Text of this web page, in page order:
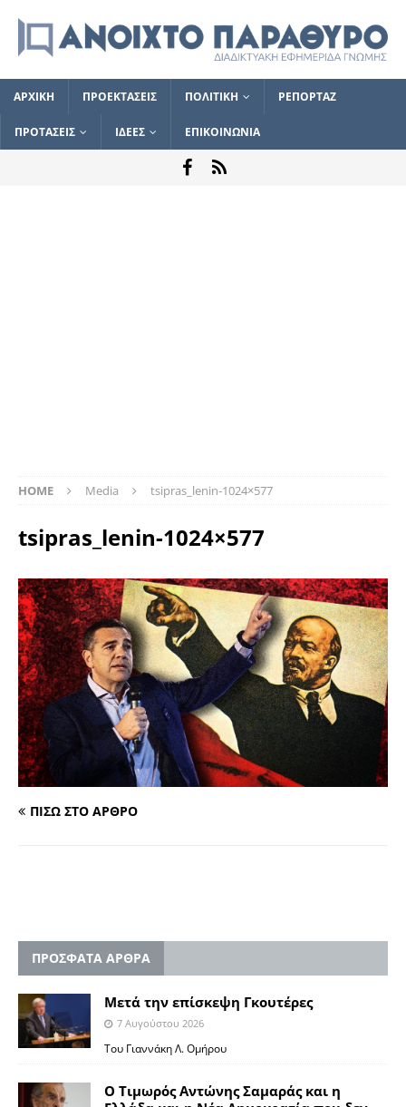
ΑΡΧΙΚΗ ΠΡΟΕΚΤΑΣΕΙΣ ΠΟΛΙΤΙΚΗ ΡΕΠΟΡΤΑΖ
ΠΡΟΤΑΣΕΙΣ ΙΔΕΕΣ ΕΠΙΚΟΙΝΩΝΙΑ
HOME Media tsipras_lenin-1024×577
tsipras_lenin-1024×577
ΠΙΣΩ ΣΤΟ ΑΡΘΡΟ
ΠΡΟΣΦΑΤΑ ΑΡΘΡΑ
Μετά την επίσκεψη Γκουτέρες
7 Αυγούστου 2026
Του Γιαννάκη Λ. Ομήρου
Ο Τιμωρός Αντώνης Σαμαράς και η